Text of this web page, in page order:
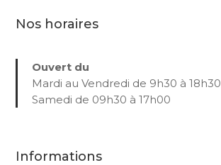
Nos horaires
Ouvert du
Mardi au Vendredi de 9h30 à 18h30
Samedi de 09h30 à 17h00
Informations